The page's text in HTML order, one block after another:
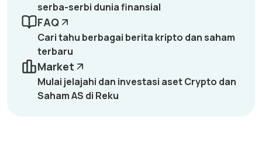
serba-serbi dunia finansial
FAQ
Cari tahu berbagai berita kripto dan saham
terbaru
Market
Mulai jelajahi dan investasi aset Crypto dan
Saham AS di Reku